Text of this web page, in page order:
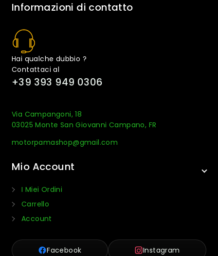
Informazioni di contatto
Hai qualche dubbio ?
Contattaci al
+39 393 949 0306
Via Campangoni, 18
03025 Monte San Giovanni Campano, FR
motorpamashop@gmail.com
Mio Account
I Miei Ordini
Carrello
Account
Facebook Instagram